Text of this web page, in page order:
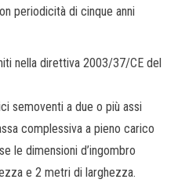
periodicità di cinque anni
nella direttiva 2003/37/CE del
semoventi a due o più assi
complessiva a pieno carico
le dimensioni d’ingombro
e 2 metri di larghezza.